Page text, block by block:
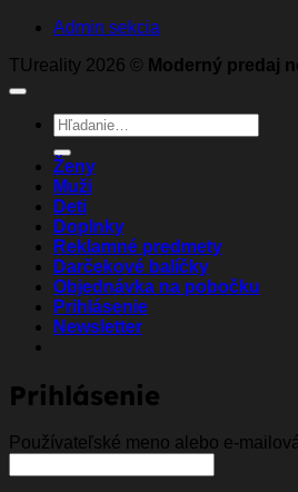
Admin sekcia
TUreality 2026 © Moderný predaj
Hľadať:
Ženy
Muži
Deti
Doplnky
Reklamné predmety
Darčekové balíčky
Objednávka na pobočku
Prihlásenie
Newsletter
Prihlásenie
Používateľské meno alebo e-